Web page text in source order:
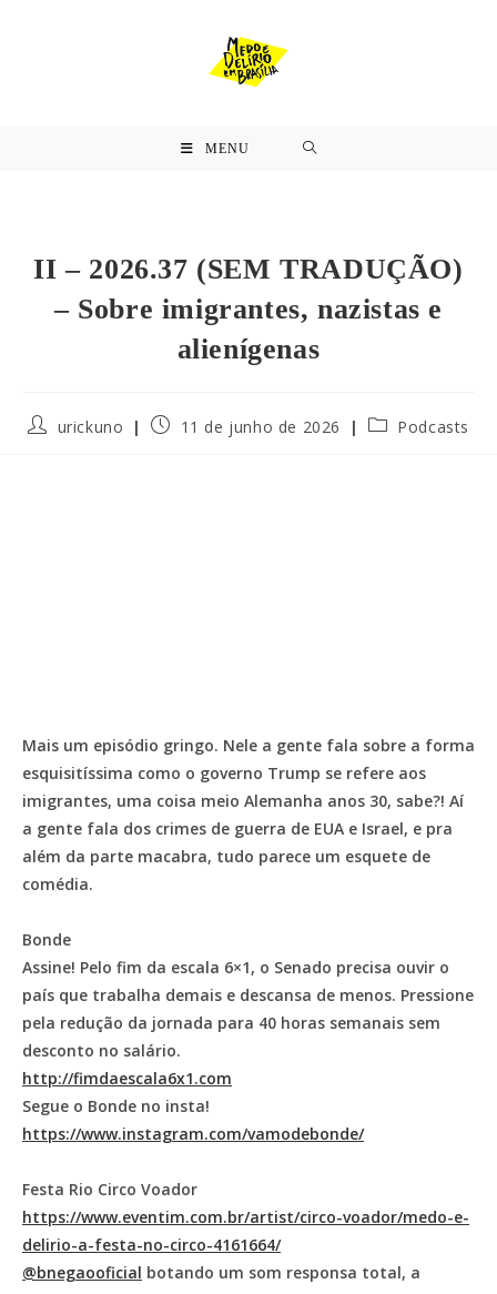
MENU
II – 2026.37 (SEM TRADUÇÃO)
– Sobre imigrantes, nazistas e
alienígenas
urickuno 11 de junho de 2026 Podcasts
Mais um episódio gringo. Nele a gente fala sobre a forma
esquisitíssima como o governo Trump se refere aos
imigrantes, uma coisa meio Alemanha anos 30, sabe?! Aí
a gente fala dos crimes de guerra de EUA e Israel, e pra
além da parte macabra, tudo parece um esquete de
comédia.
Bonde
Assine! Pelo fim da escala 6×1, o Senado precisa ouvir o
país que trabalha demais e descansa de menos. Pressione
pela redução da jornada para 40 horas semanais sem
desconto no salário.
http://fimdaescala6x1.com
Segue o Bonde no insta!
https://www.instagram.com/vamodebonde/
Festa Rio Circo Voador
https://www.eventim.com.br/artist/circo-voador/medo-e-
delirio-a-festa-no-circo-4161664/
@bnegaooficial botando um som responsa total, a